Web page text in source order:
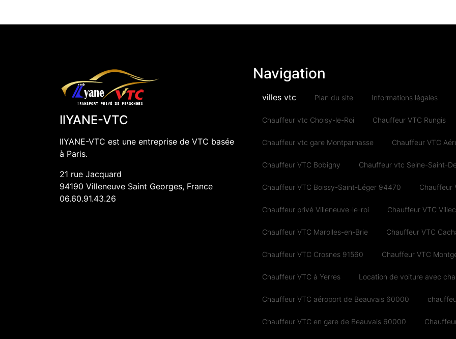
IlYANE-VTC
IlYANE-VTC est une entreprise de VTC basée
à Paris.
21 rue Jacquard
94190 Villeneuve Saint Georges, France
06.60.91.43.26
Navigation
villes vtc Plan du site Informations légales
Chauffeur vtc Choisy-le-Roi Chauffeur VTC Rungis
Chauffeur vtc gare Montparnasse Chauffeur VTC
Chauffeur VTC Bobigny Chauffeur vtc Seine-Saint-
Chauffeur VTC Boissy-Saint-Léger 94470 Chauffeur
Chauffeur privé Villeneuve-le-roi Chauffeur VTC
Chauffeur VTC Marolles-en-Brie Chauffeur VTC
Chauffeur VTC Crosnes 91560 Chauffeur VTC
Chauffeur VTC à Yerres Location de voiture avec
Chauffeur VTC aéroport de Beauvais 60000
Chauffeur VTC en gare de Beauvais 60000